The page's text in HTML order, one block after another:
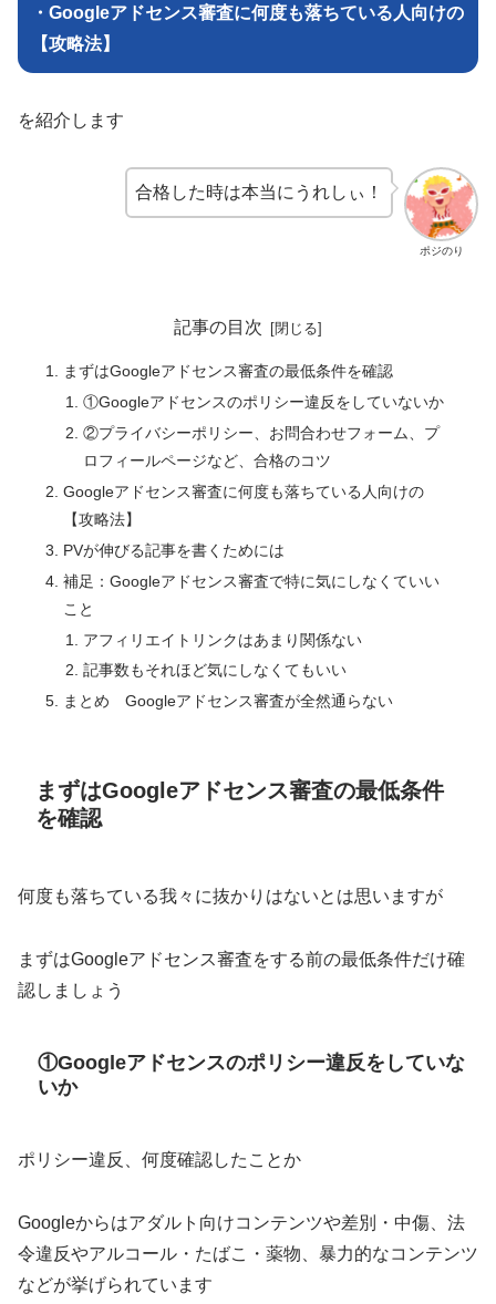
・Googleアドセンス審査に何度も落ちている人向けの
【攻略法】
を紹介します
ポジのり
合格した時は本当にうれしぃ！
記事の目次
まずはGoogleアドセンス審査の最低条件を確認
①Googleアドセンスのポリシー違反をしていないか
②プライバシーポリシー、お問合わせフォーム、プ
ロフィールページなど、合格のコツ
Googleアドセンス審査に何度も落ちている人向けの
【攻略法】
PVが伸びる記事を書くためには
補足：Googleアドセンス審査で特に気にしなくていい
こと
アフィリエイトリンクはあまり関係ない
記事数もそれほど気にしなくてもいい
まとめ Googleアドセンス審査が全然通らない
まずはGoogleアドセンス審査の最低条件
を確認
何度も落ちている我々に抜かりはないとは思いますが
まずはGoogleアドセンス審査をする前の最低条件だけ確
認しましょう
①Googleアドセンスのポリシー違反をしていな
いか
ポリシー違反、何度確認したことか
Googleからはアダルト向けコンテンツや差別・中傷、法
令違反やアルコール・たばこ・薬物、暴力的なコンテンツ
などが挙げられています